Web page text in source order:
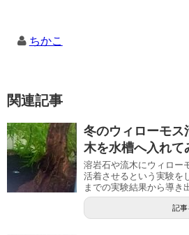
ちかこ
関連記事
冬のウィローモ
木を水槽へ入れて
溶岩石や流木にウィロー
活着させるという実験を
までの実験結果から導き
記事